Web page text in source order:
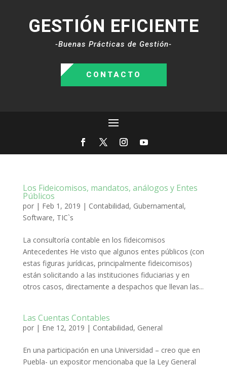
GESTIÓN EFICIENTE
-Buenas Prácticas de Gestión-
CONTACTO
Los Fideicomisos, mandatos, análogos y Entes
Públicos
por | Feb 1, 2019 | Contabilidad, Gubernamental,
Software, TIC`s
La consultoría contable en los fideicomisos
Antecedentes He visto que algunos entes públicos (con
estas figuras jurídicas, principalmente fideicomisos)
están solicitando a las instituciones fiduciarias y en
otros casos, directamente a despachos que llevan las...
Las Cuentas Contables
por | Ene 12, 2019 | Contabilidad, General
En una participación en una Universidad – creo que en
Puebla- un expositor mencionaba que la Ley General